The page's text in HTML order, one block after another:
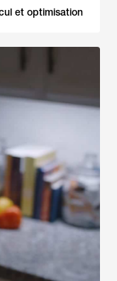
et optimisation